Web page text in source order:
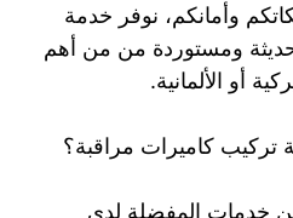
وأمانكم، نوفر خدمة
ومستوردة من من أهم
أو الألمانية.
كاميرات مراقبة؟
من خدمات المفضلة لدى